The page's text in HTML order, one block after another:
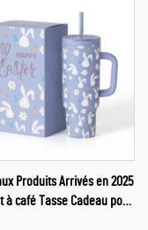
Produits Arrivés en 2025
à café Tasse Cadeau pour